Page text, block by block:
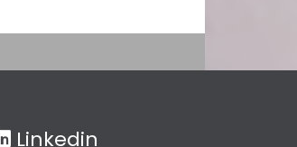
Linkedin